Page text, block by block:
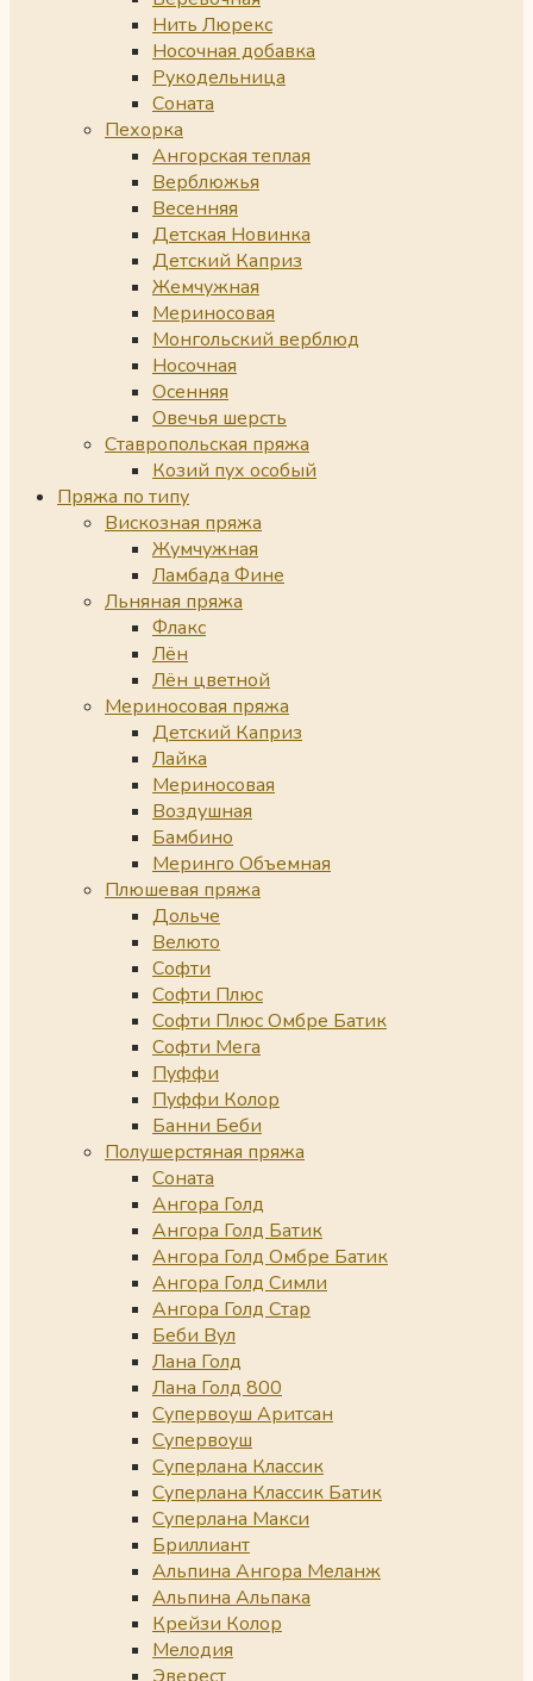
Нить Люрекс
Носочная добавка
Рукодельница
Соната
Пехорка
Ангорская теплая
Верблюжья
Весенняя
Детская Новинка
Детский Каприз
Жемчужная
Мериносовая
Монгольский верблюд
Носочная
Осенняя
Овечья шерсть
Ставропольская пряжа
Козий пух особый
Пряжа по типу
Вискозная пряжа
Жумчужная
Ламбада Фине
Льняная пряжа
Флакс
Лён
Лён цветной
Мериносовая пряжа
Детский Каприз
Лайка
Мериносовая
Воздушная
Бамбино
Меринго Объемная
Плюшевая пряжа
Дольче
Велюто
Софти
Софти Плюс
Софти Плюс Омбре Батик
Софти Мега
Пуффи
Пуффи Колор
Банни Беби
Полушерстяная пряжа
Соната
Ангора Голд
Ангора Голд Батик
Ангора Голд Омбре Батик
Ангора Голд Симли
Ангора Голд Стар
Беби Вул
Лана Голд
Лана Голд 800
Супервоуш Аритсан
Супервоуш
Суперлана Классик
Суперлана Классик Батик
Суперлана Макси
Бриллиант
Альпина Ангора Меланж
Альпина Альпака
Крейзи Колор
Мелодия